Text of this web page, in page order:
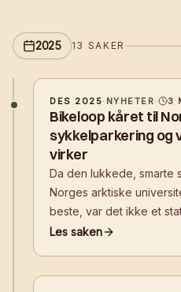
2025 13 SAKER
DES 2025· NYHETER· 3
Bikeloop kåret til
sykkelparkering og
virker
Da den lukkede, smarte
Norges arktiske
beste, var det ikke et
en helhetlig løsning.
Les saken